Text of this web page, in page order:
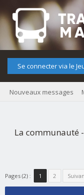
Se connecter via le
Nouveaux messages
La communauté
Pages (2) : 1 2